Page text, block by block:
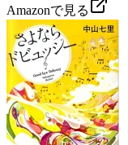
Amazonで見る